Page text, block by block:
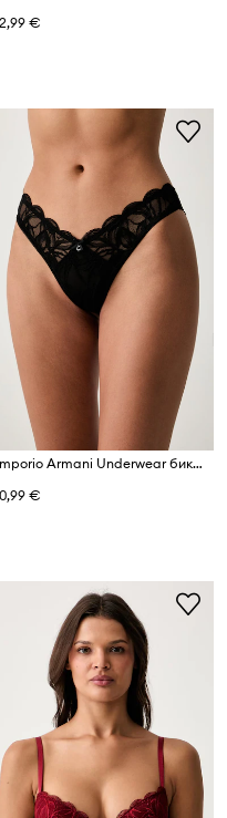
€
Emporio Armani Underwear бикини дамски от дантела
€